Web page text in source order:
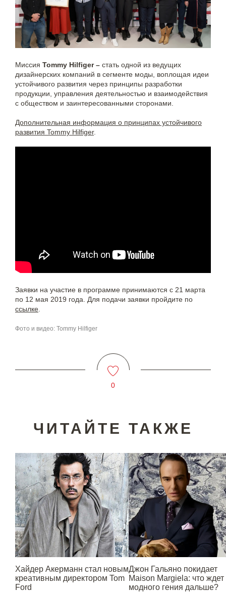
Миссия Tommy Hilfiger – стать одной из ведущих
дизайнерских компаний в сегменте моды, воплощая идеи
устойчивого развития через принципы разработки
продукции, управления деятельностью и взаимодействия
с обществом и заинтересованными сторонами.
Дополнительная информация о принципах устойчивого
развития Tommy Hilfiger.
Заявки на участие в программе принимаются с 21 марта
по 12 мая 2019 года. Для подачи заявки пройдите по
ссылке
Фото и видео: Tommy Hilfiger
0
ЧИТАЙТЕ ТАКЖЕ
Хайдер Акерманн стал новым
креативным директором Tom
Ford
Джон Гальяно покидает
Maison Margiela: что ждет
модного гения дальше?